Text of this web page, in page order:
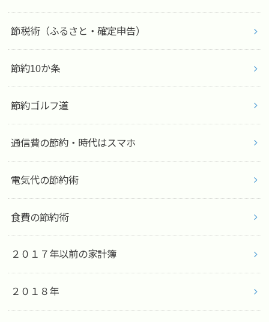
節税術（ふるさと・確定申告）
節約10か条
節約ゴルフ道
通信費の節約・時代はスマホ
電気代の節約術
食費の節約術
２０１７年以前の家計簿
２０１８年